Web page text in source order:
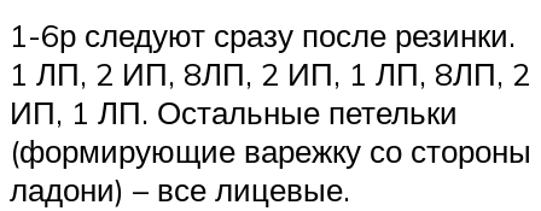
1-6р следуют сразу после резинки.
1 ЛП, 2 ИП, 8ЛП, 2 ИП, 1 ЛП, 8ЛП, 2
ИП, 1 ЛП. Остальные петельки
(формирующие варежку со стороны
ладони) – все лицевые.